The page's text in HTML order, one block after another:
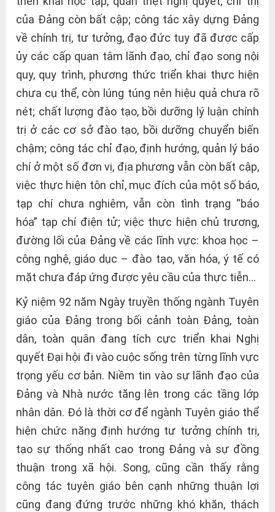
của Đảng còn bất cập; công tác xây dựng Đảng
về chính trị, tư tưởng, đạo đức tuy đã được cấp
ủy các cấp quan tâm lãnh đạo, chỉ đạo song nội
quy, quy trình, phương thức triển khai thực hiện
chưa cụ thể, còn lúng túng nên hiệu quả chưa rõ
nét; chất lượng đào tạo, bồi dưỡng lý luận chính
trị ở các cơ sở đào tạo, bồi dưỡng chuyển biến
chậm; công tác chỉ đạo, định hướng, quản lý báo
chí ở một số đơn vị, địa phương vẫn còn bất cập,
việc thực hiện tôn chỉ, mục đích của một số báo,
tạp chí chưa nghiêm, vẫn còn tình trạng “báo
hóa” tạp chí điện tử; việc thực hiện chủ trương,
đường lối của Đảng về các lĩnh vực: khoa học –
công nghệ, giáo dục – đào tạo, văn hóa, ý tế có
mặt chưa đáp ứng được yêu cầu của thực tiễn…
Kỷ niệm 92 năm Ngày truyền thống ngành Tuyên
giáo của Đảng trong bối cảnh toàn Đảng, toàn
dân, toàn quân đang tích cực triển khai Nghị
quyết Đại hội đi vào cuộc sống trên từng lĩnh vực
trọng yếu cơ bản. Niềm tin vào sự lãnh đạo của
Đảng và Nhà nước tăng lên trong các tầng lớp
nhân dân. Đó là thời cơ để ngành Tuyên giáo thể
hiện chức năng định hướng tư tưởng chính trị,
tạo sự thống nhất cao trong Đảng và sự đồng
thuận trong xã hội. Song, cũng cần thấy rằng
công tác tuyên giáo bên cạnh những thuận lợi
cũng đang đứng trước những khó khăn, thách